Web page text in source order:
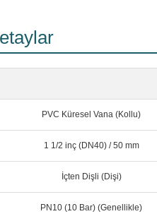
PVC Küresel Vana (Kollu)
1 1/2 inç (DN40) / 50 mm
İçten Dişli (Dişi)
PN10 (10 Bar) (Genellikle)